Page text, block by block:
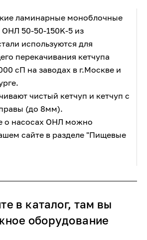
ламинарные моноблочные
50-50-150K-5 из
используются для
перекачивания кетчупа
сП на заводах в г.Москве и
чистый кетчуп и кетчуп с
(до 8мм).
о насосах ОНЛ можно
сайте в разделе "Пищевые
в каталог, там вы
оборудование